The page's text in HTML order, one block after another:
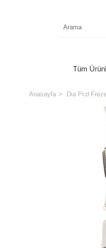
Tüm
Anasayfa Dia Pcd